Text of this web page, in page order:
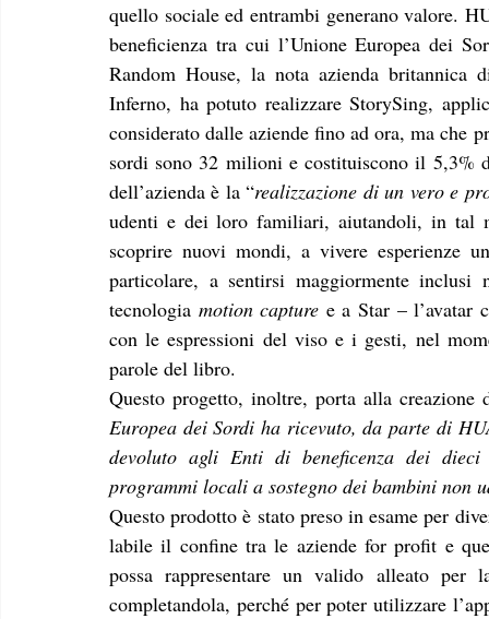
quello sociale ed entrambi generano valore.
beneficienza tra cui l’Unione Europea dei
Random House, la nota azienda britannica
Inferno, ha potuto realizzare StorySing,
considerato dalle aziende fino ad ora, ma che
sordi sono 32 milioni e costituiscono il 5,3%
dell’azienda è la “realizzazione di un vero e
udenti e dei loro familiari, aiutandoli, in tal
scoprire nuovi mondi, a vivere
particolare, a sentirsi maggiormente
tecnologia motion capture e a Star – l’avatar
con le espressioni del viso e i gesti, nel
parole del libro.
Questo progetto, inoltre, porta alla
Europea dei Sordi ha ricevuto, da parte di
devoluto agli Enti di beneficenza dei
programmi locali a sostegno dei bambini non
Questo prodotto è stato preso in esame per
labile il confine tra le aziende for profit e
possa rappresentare un valido alleato per
completandola, perché per poter utilizzare